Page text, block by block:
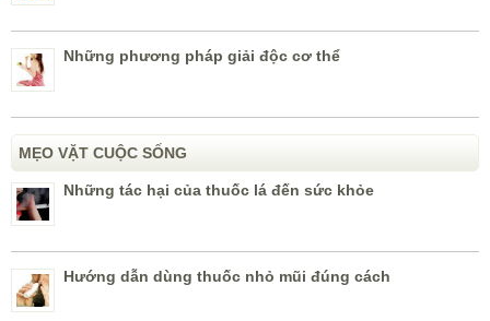
Những phương pháp giải độc cơ thể
MẸO VẶT CUỘC SỐNG
Những tác hại của thuốc lá đến sức khỏe
Hướng dẫn dùng thuốc nhỏ mũi đúng cách